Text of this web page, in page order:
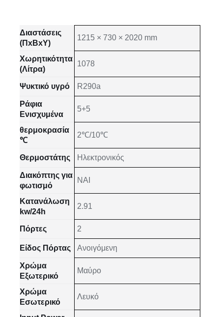
Διαστάσεις
(ΠxΒxΥ)
1215 × 730 × 2020 mm
Χωρητικότητα
(Λίτρα)
1078
Ψυκτικό υγρό R290a
Ράφια
Ενισχυμένα
5+5
θερμοκρασία
℃
2℃/10℃
Θερμοστάτης Ηλεκτρονικός
Διακόπτης για
φωτισμό
NAI
Κατανάλωση
kw/24h
2.91
Πόρτες 2
Είδος Πόρτας Ανοιγόμενη
Χρώμα
Εξωτερικό
Μαύρο
Χρώμα
Εσωτερικό
Λευκό